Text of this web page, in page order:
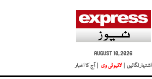
AUGUST 10, 2026
اشتہار لگائیں |
لائیو ٹی وی | آج کا اخبار